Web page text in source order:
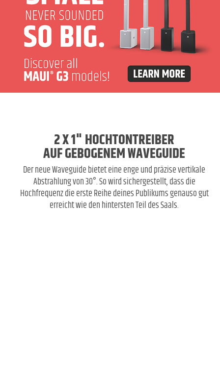
2 X 1" HOCHTONTREIBER
AUF GEBOGENEM WAVEGUIDE
Der neue Waveguide bietet eine enge und präzise vertikale
Abstrahlung von 30°. So wird sichergestellt, dass die
Hochfrequenz die erste Reihe deines Publikums genauso gut
erreicht wie den hintersten Teil des Saals.